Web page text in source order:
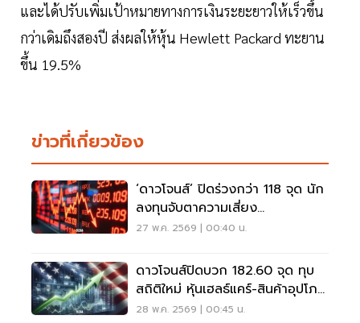
และได้ปรับเพิ่มเป้าหมายทางการเงินระยะยาวให้เร็วขึ้น
กว่าเดิมถึงสองปี ส่งผลให้หุ้น Hewlett Packard ทะยาน
ขึ้น 19.5%
ข่าวที่เกี่ยวข้อง
‘ดาวโจนส์’ ปิดร่วงกว่า 118 จุด นัก
ลงทุนจับตาความเสี่ยง
ตะวันออกกลาง
27 พ.ค. 2569 | 00:40 น.
ดาวโจนส์ปิดบวก 182.60 จุด ทุบ
สถิติใหม่ หุ้นเฮลธ์แคร์-สินค้าอุปโภค
หนุนตลาดพุ่ง
28 พ.ค. 2569 | 00:45 น.